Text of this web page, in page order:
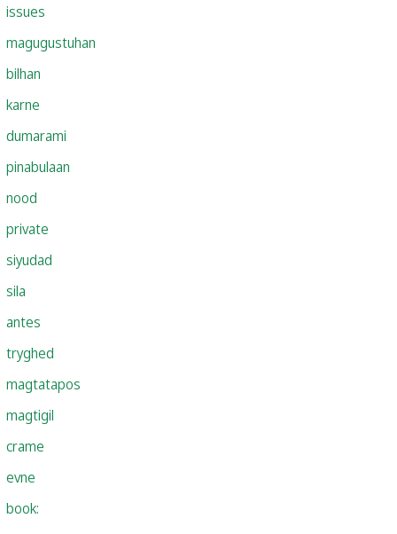
issues
magugustuhan
bilhan
karne
dumarami
pinabulaan
nood
private
siyudad
sila
antes
tryghed
magtatapos
magtigil
crame
evne
book: